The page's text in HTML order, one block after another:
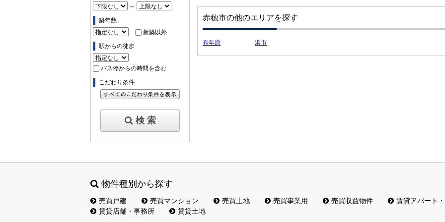
～
築年数
新築以外
駅からの徒歩
バス停からの時間を含む
こだわり条件
検 索
赤穂市の他のエリアを探す
有年原 浜市
物件種別から探す
売買戸建 売買マンション 売買土地 売買事業用 売買収益物件
賃貸アパート
賃貸店舗・事務所
賃貸土地